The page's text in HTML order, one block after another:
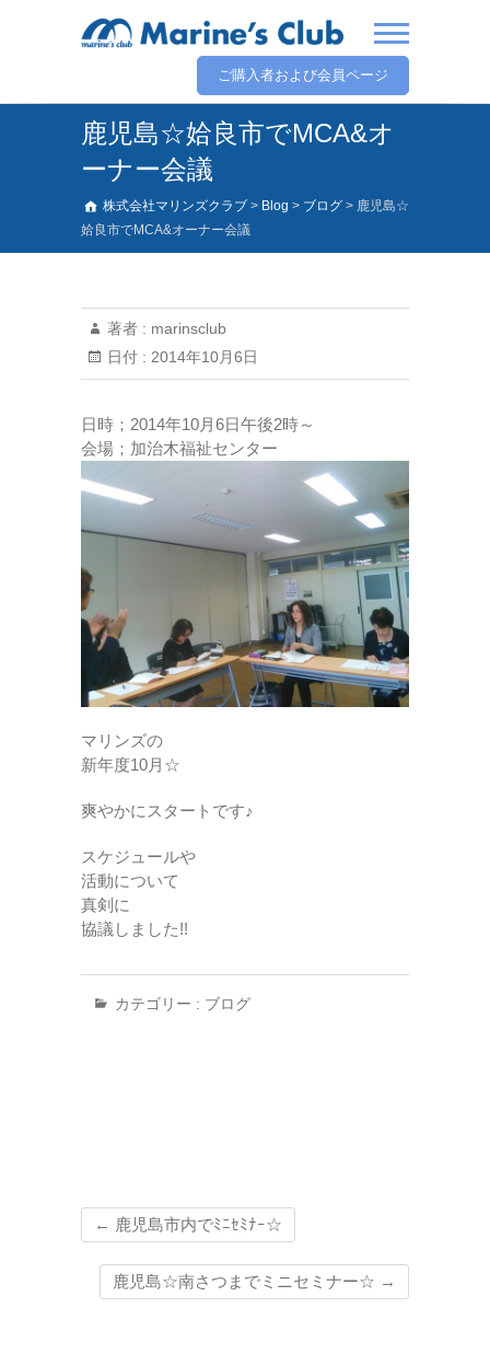
ご購入者および会員ページ
鹿児島☆姶良市でMCA&オ
ーナー会議
株式会社マリンズクラブ > Blog > ブログ > 鹿児島☆
姶良市でMCA&オーナー会議
著者 : marinsclub
日付 : 2014年10月6日
日時；2014年10月6日午後2時～
会場；加治木福祉センター
マリンズの
新年度10月☆
爽やかにスタートです♪
スケジュールや
活動について
真剣に
協議しました!!
カテゴリー : ブログ
← 鹿児島市内でﾐﾆｾﾐﾅｰ☆
鹿児島☆南さつまでミニセミナー☆ →